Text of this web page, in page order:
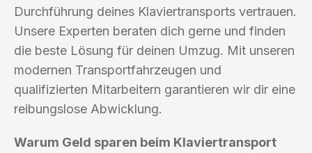
Durchführung deines Klaviertransports vertrauen.
Unsere Experten beraten dich gerne und finden
die beste Lösung für deinen Umzug. Mit unseren
modernen Transportfahrzeugen und
qualifizierten Mitarbeitern garantieren wir dir eine
reibungslose Abwicklung.
Warum Geld sparen beim Klaviertransport